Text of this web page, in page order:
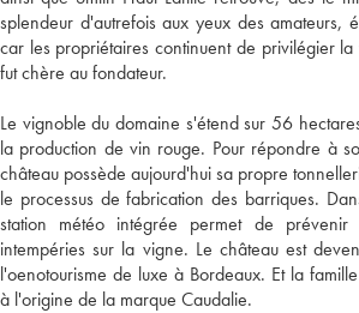
splendeur d'autrefois aux yeux des amateurs,
car les propriétaires continuent de privilégier
fut chère au fondateur.
Le vignoble du domaine s'étend sur 56
la production de vin rouge. Pour répondre à
château possède aujourd'hui sa propre
le processus de fabrication des barriques.
station météo intégrée permet de prévenir
intempéries sur la vigne. Le château est
l'oenotourisme de luxe à Bordeaux. Et la
à l'origine de la marque Caudalie.